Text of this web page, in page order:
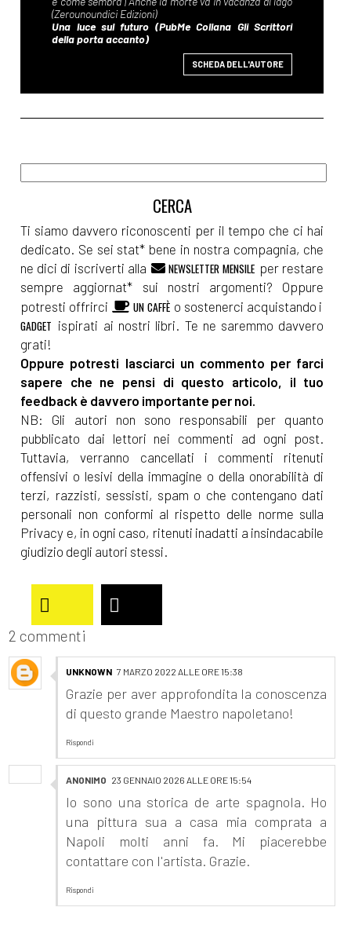
SCHEDA DELL'AUTORE
Ti siamo davvero riconoscenti per il tempo che ci hai
dedicato. Se sei stat* bene in nostra compagnia, che
ne dici di iscriverti alla
NEWSLETTER MENSILE per restare
sempre aggiornat* sui nostri argomenti? Oppure
potresti offrirci
UN CAFFÈ o sostenerci acquistando i
GADGET ispirati ai nostri libri. Te ne saremmo davvero
grati!
Oppure potresti lasciarci un commento per farci
sapere che ne pensi di questo articolo, il tuo
feedback è davvero importante per noi.
NB: Gli autori non sono responsabili per quanto
pubblicato dai lettori nei commenti ad ogni post.
Tuttavia, verranno cancellati i commenti ritenuti
offensivi o lesivi della immagine o della onorabilità di
terzi, razzisti, sessisti, spam o che contengano dati
personali non conformi al rispetto delle norme sulla
Privacy e, in ogni caso, ritenuti inadatti a insindacabile
giudizio degli autori stessi.
2 commenti
UNKNOWN 7 MARZO 2022 ALLE ORE 15:38
Grazie per aver approfondita la conoscenza
di questo grande Maestro napoletano!
Rispondi
ANONIMO 23 GENNAIO 2026 ALLE ORE 15:54
Io sono una storica de arte spagnola. Ho
una pittura sua a casa mia comprata a
Napoli molti anni fa. Mi piacerebbe
contattare con l'artista. Grazie.
Rispondi